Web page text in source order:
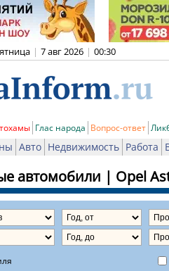
| 7 авг 2026 | 00:30
Глас народа Вопрос-ответ
Авто Недвижимость Работа
автомобили | Opel